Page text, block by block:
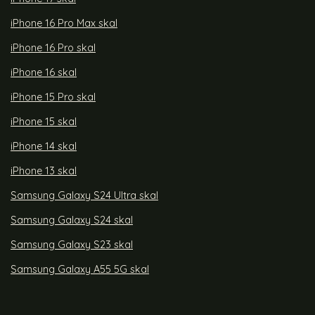
iPhone 16 Pro Max skal
iPhone 16 Pro skal
iPhone 16 skal
iPhone 15 Pro skal
iPhone 15 skal
iPhone 14 skal
iPhone 13 skal
Samsung Galaxy S24 Ultra skal
Samsung Galaxy S24 skal
Samsung Galaxy S23 skal
Samsung Galaxy A55 5G skal